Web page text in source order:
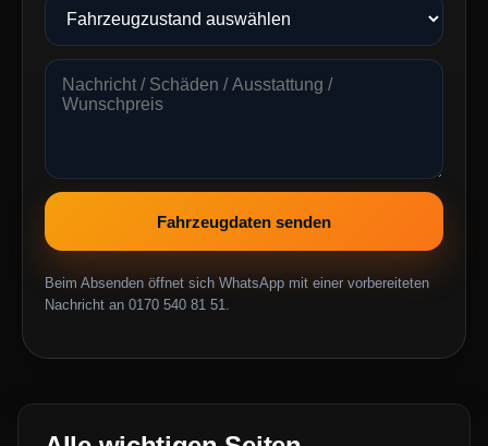
Fahrzeugdaten senden
Beim Absenden öffnet sich WhatsApp mit einer vorbereiteten
Nachricht an 0170 540 81 51.